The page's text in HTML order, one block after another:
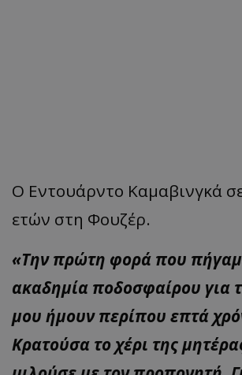
Ο Εντουάρντο Καμαβινγκά
ετών στη Φουζέρ.
«Την πρώτη φορά που
ακαδημία ποδοσφαίρου για
μου ήμουν περίπου επτά
Κρατούσα το χέρι της